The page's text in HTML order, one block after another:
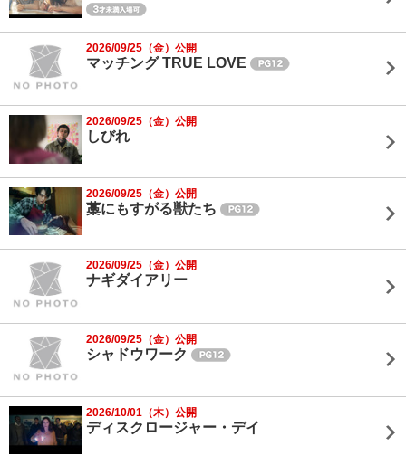
2026/09/25（金）公開
マッチング TRUE LOVE
2026/09/25（金）公開
しびれ
2026/09/25（金）公開
藁にもすがる獣たち
2026/09/25（金）公開
ナギダイアリー
2026/09/25（金）公開
シャドウワーク
2026/10/01（木）公開
ディスクロージャー・デイ